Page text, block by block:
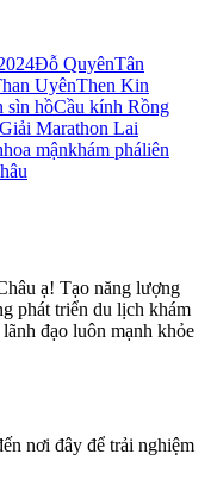
Đỗ QuyênTân
UyênThen Kin
sìn hồCầu kính Rồng
Giải Marathon Lai
hoa mậnkhám pháliên
ạ! Tạo năng lượng
phát triển du lịch khám
đạo luôn mạnh khỏe
nơi đây để trải nghiệm